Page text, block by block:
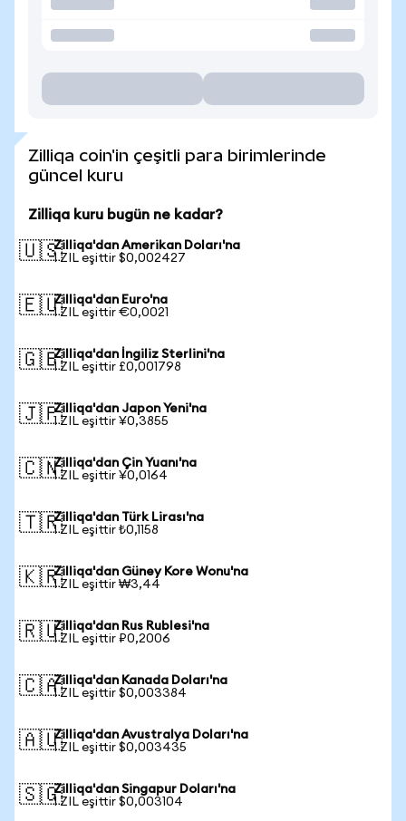
Zilliqa coin'in çeşitli para birimlerinde
güncel kuru
Zilliqa kuru bugün ne kadar?
🇺🇸Zilliqa'dan Amerikan Doları'na
1 ZIL eşittir $0,002427
🇪🇺Zilliqa'dan Euro'na
1 ZIL eşittir €0,0021
🇬🇧Zilliqa'dan İngiliz Sterlini'na
1 ZIL eşittir £0,001798
🇯🇵Zilliqa'dan Japon Yeni'na
1 ZIL eşittir ¥0,3855
🇨🇳Zilliqa'dan Çin Yuanı'na
1 ZIL eşittir ¥0,0164
🇹🇷Zilliqa'dan Türk Lirası'na
1 ZIL eşittir ₺0,1158
🇰🇷Zilliqa'dan Güney Kore Wonu'na
1 ZIL eşittir ₩3,44
🇷🇺Zilliqa'dan Rus Rublesi'na
1 ZIL eşittir ₽0,2006
🇨🇦Zilliqa'dan Kanada Doları'na
1 ZIL eşittir $0,003384
🇦🇺Zilliqa'dan Avustralya Doları'na
1 ZIL eşittir $0,003435
🇸🇬Zilliqa'dan Singapur Doları'na
1 ZIL eşittir $0,003104